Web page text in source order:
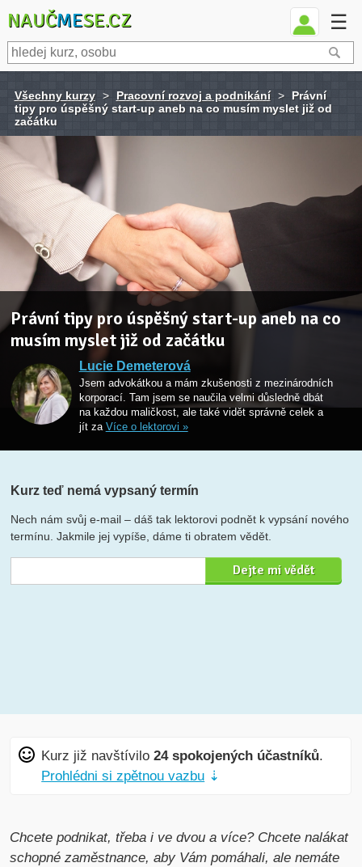
NAUČMESE.CZ ☰
Všechny kurzy > Pracovní rozvoj a podnikání >
Právní
tipy pro úspěšný start-up aneb na co musím myslet již od
začátku
Právní tipy pro úspěšný start-up aneb na co
musím myslet již od začátku
Lucie Demeterová
Jsem advokátkou a mám zkušenosti z mezinárodních
korporací. Tam jsem se naučila velmi důsledně dbát
na každou maličkost, ale také vidět správně celek a
jít za Více o lektorovi »
Kurz teď nemá vypsaný termín
Nech nám svůj e-mail – dáš tak lektorovi podnět k vypsání nového
termínu. Jakmile jej vypíše, dáme ti obratem vědět.
Kurz již navštívilo24 spokojených účastníků.
Prohlédni si zpětnou vazbu ⇣
Chcete podnikat, třeba i ve dvou a více? Chcete nalákat
schopné zaměstnance, aby Vám pomáhali, ale nemáte